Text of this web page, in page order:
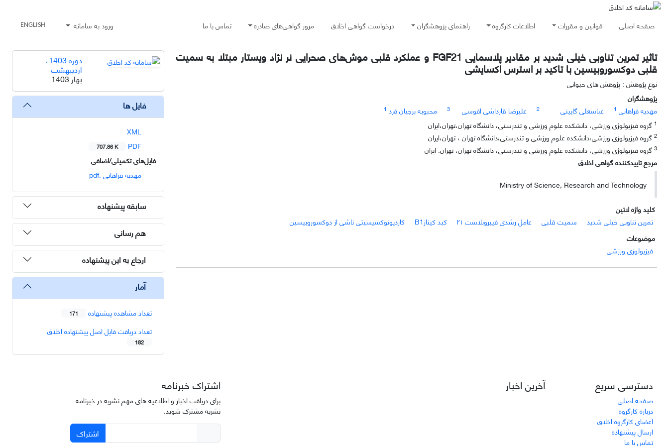
صفحه اصلی قوانین و مقررات اطلاعات کارگروه راهنمای پژوهشگران درخواست گواهی اخلاق مرور گواهی‌های صادره تماس با ما ورود به سامانه ENGLISH
تاثیر تمرین تناوبی خیلی شدید بر مقادیر پلاسمایی FGF21 و عملکرد قلبی موش‌های صحرایی نر نژاد ویستار مبتلا به سمیت
قلبی دوکسوروبیسین با تاکید بر استرس اکسایشی
نوع پژوهش : پژوهش های حیوانی
پژوهشگران
مهدیه فراهانی 1 عباسعلی گایینی 2 علیرضا قارداشی افوسی 3 محبوبه برجیان فرد 1
1 گروه فیزیولوژی ورزشی، دانشکده علوم ورزشی و تندرستی، دانشگاه تهران،تهران،ایران
2 گروه فیزیولوژی ورزشی،دانشکده علوم ورزشی و تندرستی،دانشگاه تهران ، تهران،ایران
3 گروه فیزیولوژی ورزشی، دانشکده علوم ورزشی و تندرستی، دانشگاه تهران، تهران. ایران
مرجع تاییدکننده گواهی اخلاق
Ministry of Science, Research and Technology
کلید واژه لاتین
تمرین تناوبی خیلی شدید
سمیت قلبی عامل رشدی فیبروبلاست ۲۱ کبد کینازB1
کاردیوتوکسیسیتی ناشی از دوکسوروبیسین
موضوعات
فیزیولوژی ورزشی
دوره 1403،
اردیبهشت
بهار 1403
فایل ها
XML
PDF
707.86 K
فایل‌های تکمیلی/اضافی
مهدیه فراهانی .pdf
سابقه پیشنهاده
هم رسانی
ارجاع به این پیشنهاده
آمار
تعداد مشاهده پیشنهاده 171
تعداد دریافت فایل اصل پیشنهاده اخلاق
182
دسترسی سریع
صفحه اصلی
درباره کارگروه
اعضای کارگروه اخلاق
ارسال پیشنهاده
تماس با ما
آخرین اخبار اشتراک خبرنامه
برای دریافت اخبار و اطلاعیه های مهم نشریه در خبرنامه
نشریه مشترک شوید.
اشتراک